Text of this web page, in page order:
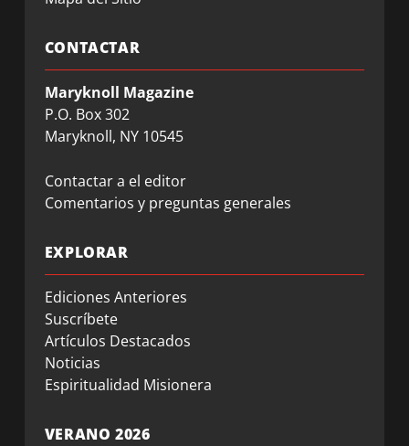
CONTACTAR
Maryknoll Magazine
P.O. Box 302
Maryknoll, NY 10545
Contactar a el editor
Comentarios y preguntas generales
EXPLORAR
Ediciones Anteriores
Suscríbete
Artículos Destacados
Noticias
Espiritualidad Misionera
VERANO 2026